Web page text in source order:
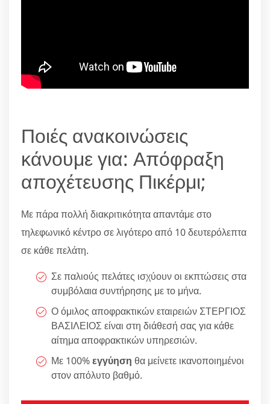
Ποιές ανακοινώσεις
κάνουμε για: Απόφραξη
αποχέτευσης Πικέρμι;
Με πάρα πολλή διακριτικότητα απαντάμε στο
τηλεφωνικό κέντρο σε λιγότερο από 10 δευτερόλεπτα
σε κάθε πελάτη.
Σε παλιούς πελάτες ισχύουν οι εκπτώσεις στα
συμβόλαια συντήρησης με το μήνα.
Ο όμιλος αποφρακτικών εταιρειών ΣΤΕΡΓΙΟΣ
ΒΑΣΙΛΕΙΟΣ είναι στη διάθεσή σας για κάθε
αίτημα αποφρακτικών υπηρεσιών.
Με 100%εγγύηση θα μείνετε ικανοποιημένοι
στον απόλυτο βαθμό.